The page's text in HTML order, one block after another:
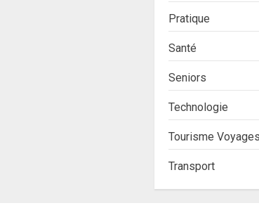
Pratique
Santé
Seniors
Technologie
Tourisme Voyages
Transport